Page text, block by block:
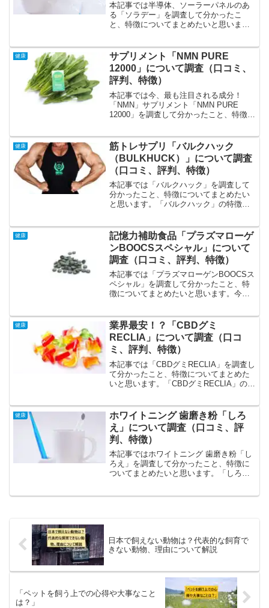
本記事では半導体、ソーラーパネルのあ
る「ソラデー」を調査して分かったこ
と、特徴についてまとめたいと思いま
プ、世界12の国と地域で特許を取得済
み、高い評価、口コミ順に解説...
健康
サプリメント「NMN PURE
12000」について調査（口コミ、
評判、特徴）
本記事では今、最も注目される成分！
「NMN」サプリメント「NMN PURE
12000」を調査して分かったこと、特徴に
NMNを99.9％配合、コスパも良好、専
門...
健康
筋トレサプリ「バルクハック
（BULKHUCK）」について調査
（口コミ、評判、特徴）
本記事では「バルクハック」を調査して
分かったこと、特徴についてまとめたい
と思います。「バルクハック」の特徴、
分、お得な定期コース、高い評価、口コ
ミ順に解説します。業界最大...
健康
記憶力補助食品「プラズマローゲ
ンBOOCSスペシャル」について
調査（口コミ、評判、特徴）
本記事では「プラズマローゲンBOOCSス
ペシャル」を調査して分かったこと、特
徴についてまとめたいと思います。今ま
んやりする事が多くなった。という方に
人気のようです。「プ...
健康
業界最安！？「CBDグミ
RECLIA」について調査（口コ
ミ、評判、特徴）
本記事では「CBDグミRECLIA」を調査し
て分かったこと、特徴についてまとめた
いと思います。「CBDグミRECLIA」の特
高さ、高い評価、口コミ順に解説しま
す。CB...
健康
ホワイトニング 歯磨き粉「しろ
え」について調査（口コミ、評
判、特徴）
本記事ではホワイトニング 歯磨き粉「し
ろえ」を調査して分かったこと、特徴に
ついてまとめたいと思います。「しろ
日本で飼えない動物は？代表的な飼育で
きない動物、理由について解説
「ペットを飼う上での心得や大事なこと
は？」